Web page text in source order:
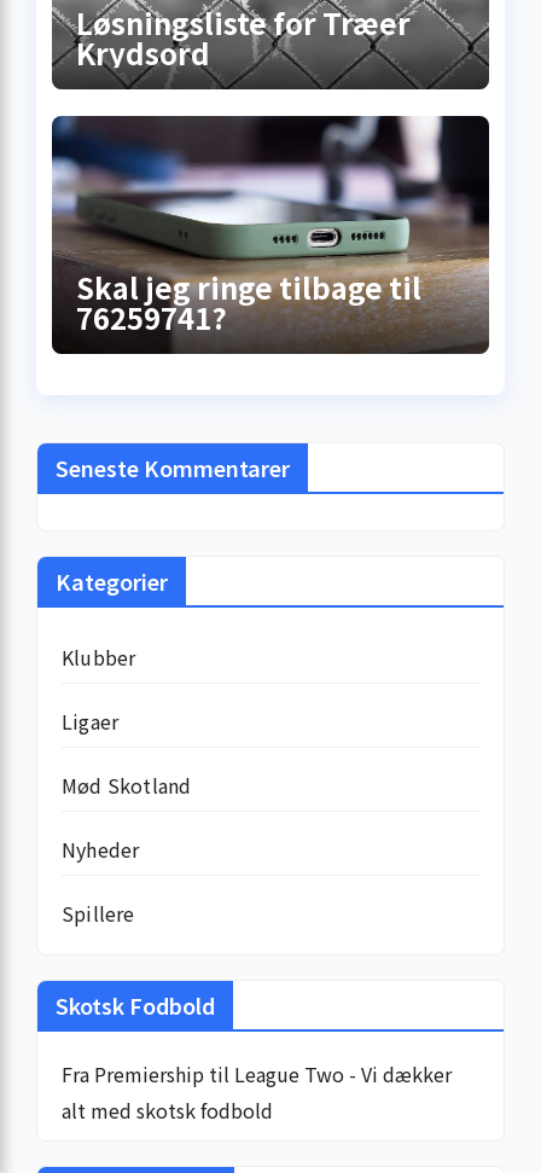
Løsningsliste for Træer
Krydsord
Skal jeg ringe tilbage til
76259741?
Seneste Kommentarer
Kategorier
Klubber
Ligaer
Mød Skotland
Nyheder
Spillere
Skotsk Fodbold
Fra Premiership til League Two - Vi dækker
alt med skotsk fodbold